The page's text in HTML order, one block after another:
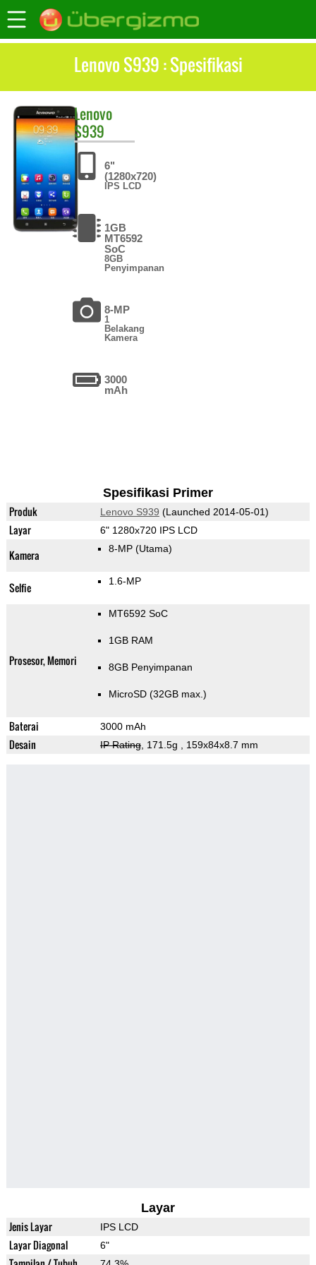
Lenovo S939 : Spesifikasi
Lenovo
S939
6"
(1280x720)
IPS LCD
1GB
MT6592
SoC
8GB
Penyimpanan
8-MP
1
Belakang
Kamera
3000
mAh
Spesifikasi Primer
Produk Lenovo S939 (Launched 2014-05-01)
Layar 6" 1280x720 IPS LCD
Kamera 8-MP (Utama)
Selfie 1.6-MP
Prosesor, Memori
MT6592 SoC
1GB RAM
8GB Penyimpanan
MicroSD (32GB max.)
Baterai 3000 mAh
Desain IP Rating, 171.5g , 159x84x8.7 mm
Layar
Jenis Layar IPS LCD
Layar Diagonal 6"